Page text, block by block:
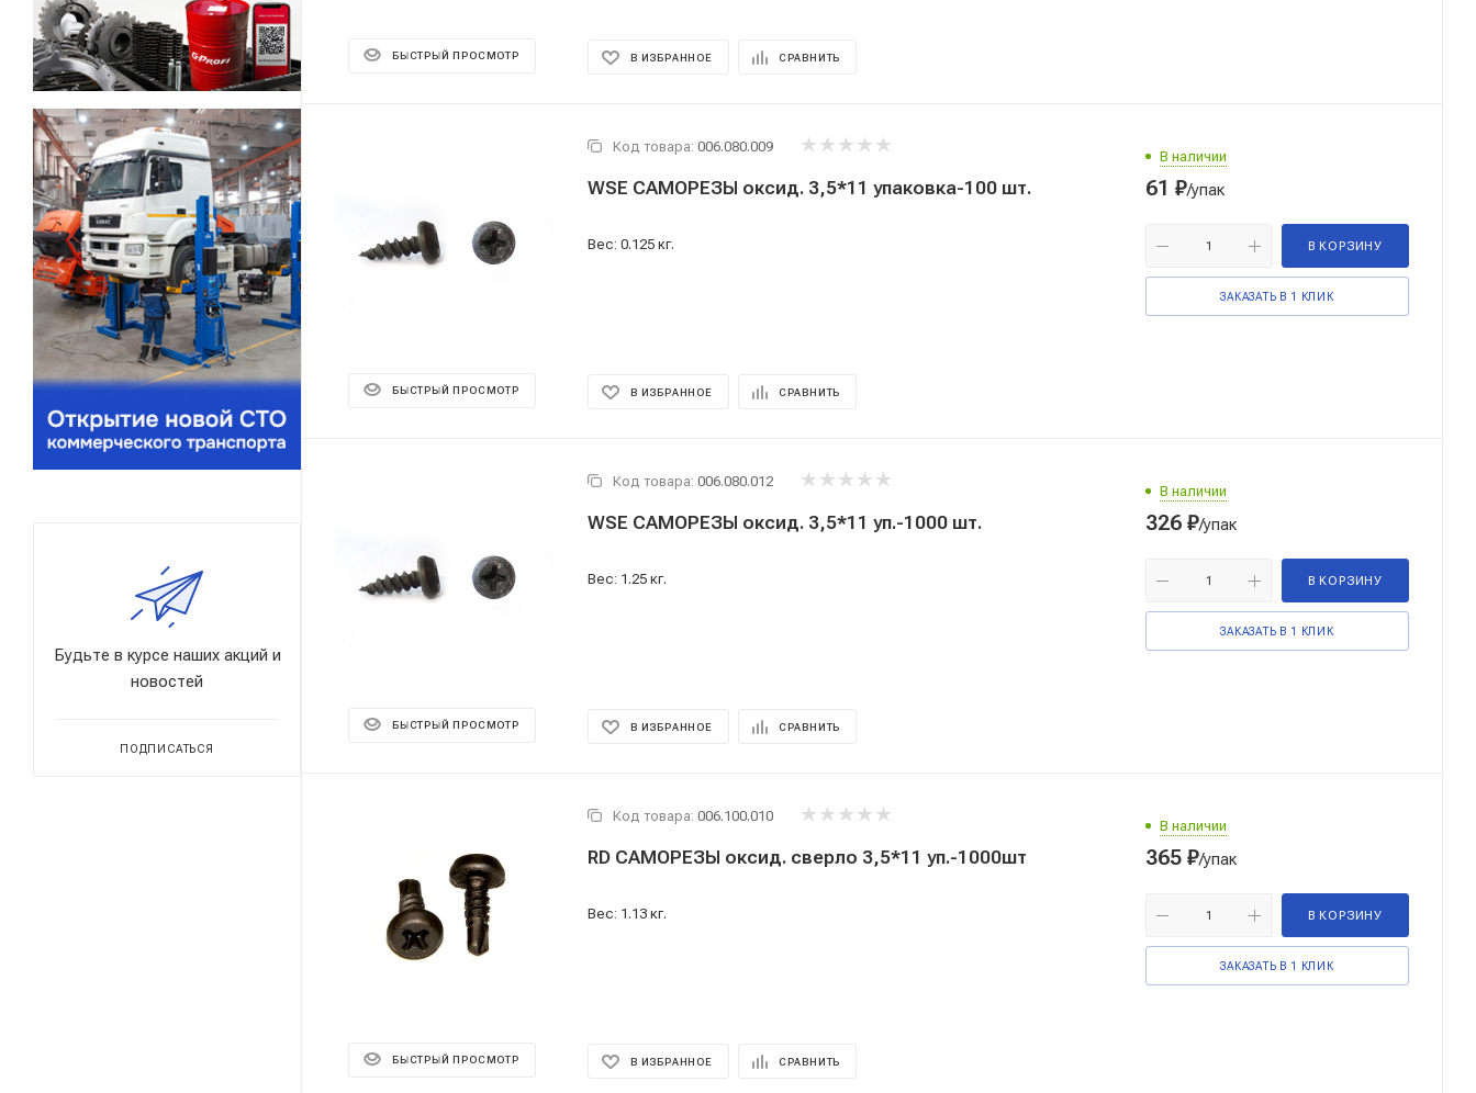
БЫСТРЫЙ ПРОСМОТР В ИЗБРАННОЕ СРАВНИТЬ
БЫСТРЫЙ ПРОСМОТР
Код товара: 006.080.009
WSE САМОРЕЗЫ оксид. 3,5*11 упаковка-100 шт.
Вес: 0.125 кг.
В ИЗБРАННОЕ СРАВНИТЬ
В наличии
61 ₽/упак
В КОРЗИНУ
ЗАКАЗАТЬ В 1 КЛИК
БЫСТРЫЙ ПРОСМОТР
Код товара: 006.080.012
WSE САМОРЕЗЫ оксид. 3,5*11 уп.-1000 шт.
Вес: 1.25 кг.
В ИЗБРАННОЕ СРАВНИТЬ
В наличии
326 ₽/упак
В КОРЗИНУ
ЗАКАЗАТЬ В 1 КЛИК
БЫСТРЫЙ ПРОСМОТР
Код товара: 006.100.010
RD САМОРЕЗЫ оксид. сверло 3,5*11 уп.-1000шт
Вес: 1.13 кг.
В ИЗБРАННОЕ СРАВНИТЬ
В наличии
365 ₽/упак
В КОРЗИНУ
ЗАКАЗАТЬ В 1 КЛИК
Будьте в курсе наших акций и
новостей
ПОДПИСАТЬСЯ